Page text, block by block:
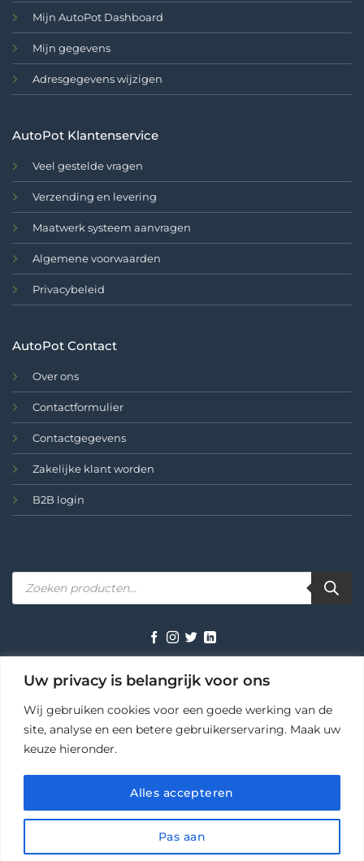
Uw privacy is belangrijk voor ons
Wij gebruiken cookies voor een goede werking van de
site, analyse en een betere gebruikerservaring. Maak uw
keuze hieronder.
Pas aan
Alles accepteren
Pak 10% korting op je hele bestelling — vul de code in
KOPIEER CODE SALE10
Mijn AutoPot Dashboard
Mijn gegevens
Adresgegevens wijzigen
AutoPot Klantenservice
Veel gestelde vragen
Verzending en levering
Maatwerk systeem aanvragen
Algemene voorwaarden
Privacybeleid
AutoPot Contact
Over ons
Contactformulier
Contactgegevens
Zakelijke klant worden
B2B login
Producten
zoeken
Copyright 2026 ©